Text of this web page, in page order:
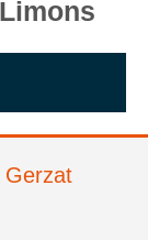
Gerzat